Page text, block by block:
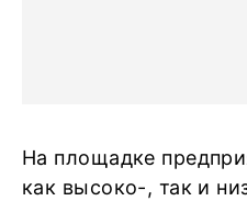
На площадке
как высоко-, так и